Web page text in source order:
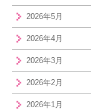
2026年5月
2026年4月
2026年3月
2026年2月
2026年1月